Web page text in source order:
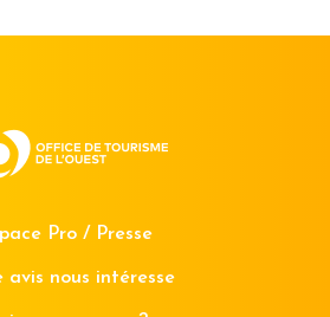
Pro / Presse
avis nous intéresse